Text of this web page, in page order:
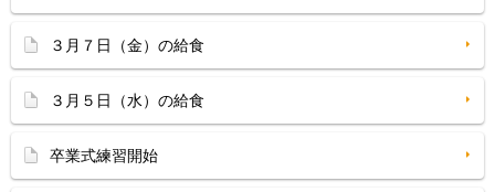
３月７日（金）の給食
３月５日（水）の給食
卒業式練習開始